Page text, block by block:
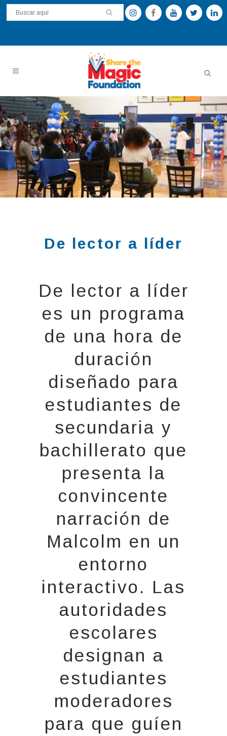
De lector a líder
De lector a líder
es un programa
de una hora de
duración
diseñado para
estudiantes de
secundaria y
bachillerato que
presenta la
convincente
narración de
Malcolm en un
entorno
interactivo. Las
autoridades
escolares
designan a
estudiantes
moderadores
para que guíen